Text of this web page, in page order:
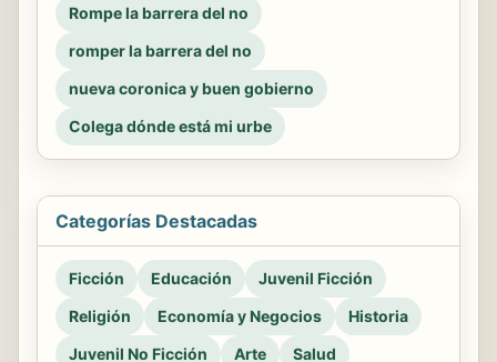
Rompe la barrera del no
romper la barrera del no
nueva coronica y buen gobierno
Colega dónde está mi urbe
Categorías Destacadas
Ficción Educación
Juvenil Ficción
Religión
Economía y Negocios
Historia
Juvenil No Ficción
Arte Salud